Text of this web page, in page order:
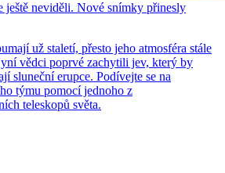
ještě neviděli. Nové snímky přinesly
už staletí, přesto jeho atmosféra stále
vědci poprvé zachytili jev, který by
sluneční erupce. Podívejte se na
týmu pomocí jednoho z
teleskopů světa.